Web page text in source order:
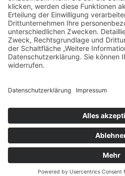
© 2026 Tietge GmbH, Wilhelmstraße
vorbehalten. *Preisangaben inkl.